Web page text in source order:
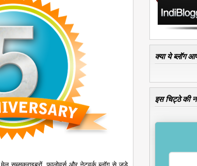
क्या ये ब्लॉग
इस चिट्ठे की